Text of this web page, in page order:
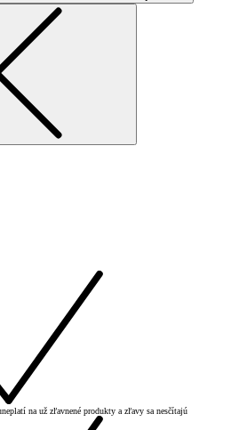
neplatí na už zľavnené produkty a zľavy sa nesčítajú